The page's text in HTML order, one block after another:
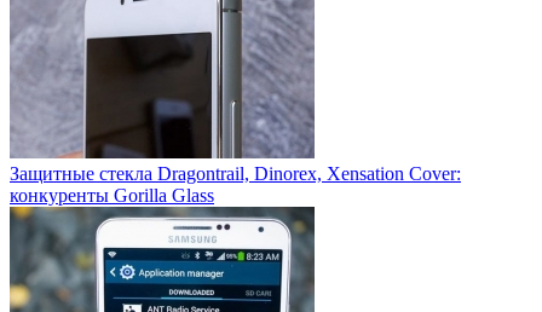
Защитные стекла Dragontrail, Dinorex, Xensation Cover:
конкуренты Gorilla Glass